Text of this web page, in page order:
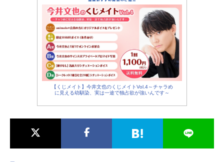
Lynn
沼倉愛美
松岡禎丞
グランベル：小野大輔
マリアベル：水瀬いのり
花江夏樹
【くじメイト】今井文也のくじメイトVol.4～チャラめ
に見える幼馴染、実は一途で独占欲が強いんです～